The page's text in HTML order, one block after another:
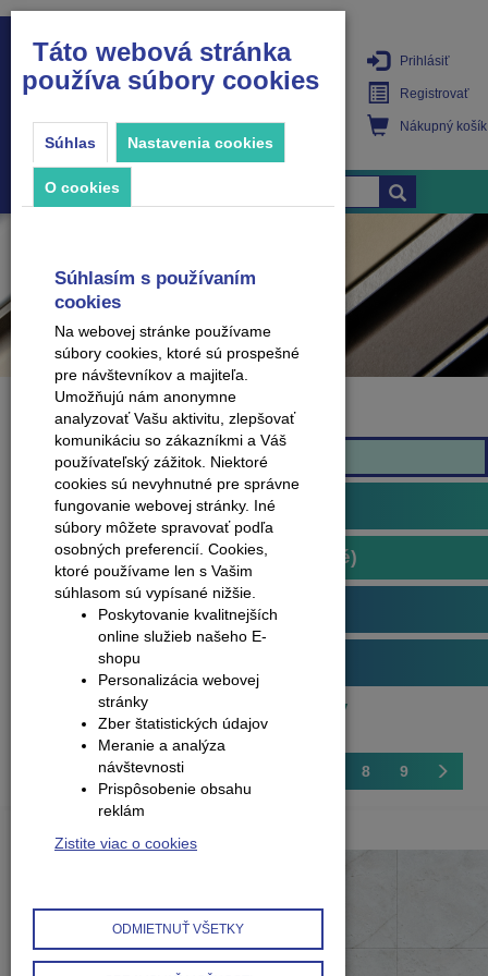
PRODUKTY
Prihlásiť
Registrovať
Nákupný košík
Značka
Arbiton
Plávajúce podlahy
Podlahy kompozitné (vinylové)
Obvodové lišty (soklové)
Príslušenstvo k podlahám
Produkty Plávajúce podlahy
1 2 3 8 9
Táto webová stránka
používa súbory cookies
Súhlas Nastavenia cookies
O cookies
Súhlasím s používaním
cookies
Na webovej stránke používame
súbory cookies, ktoré sú prospešné
pre návštevníkov a majiteľa.
Umožňujú nám anonymne
analyzovať Vašu aktivitu, zlepšovať
komunikáciu so zákazníkmi a Váš
používateľský zážitok. Niektoré
cookies sú nevyhnutné pre správne
fungovanie webovej stránky. Iné
súbory môžete spravovať podľa
osobných preferencií. Cookies,
ktoré používame len s Vašim
súhlasom sú vypísané nižšie.
Poskytovanie kvalitnejších
online služieb našeho E-
shopu
Personalizácia webovej
stránky
Zber štatistických údajov
Meranie a analýza
návštevnosti
Prispôsobenie obsahu
reklám
Zistite viac o cookies
ODMIETNUŤ VŠETKY